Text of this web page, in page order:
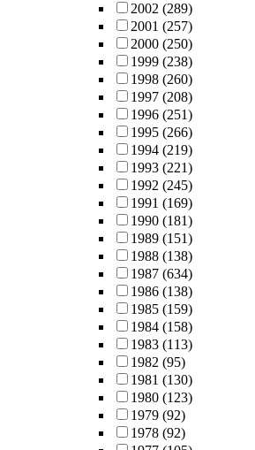
2002 (289)
2001 (257)
2000 (250)
1999 (238)
1998 (260)
1997 (208)
1996 (251)
1995 (266)
1994 (219)
1993 (221)
1992 (245)
1991 (169)
1990 (181)
1989 (151)
1988 (138)
1987 (634)
1986 (138)
1985 (159)
1984 (158)
1983 (113)
1982 (95)
1981 (130)
1980 (123)
1979 (92)
1978 (92)